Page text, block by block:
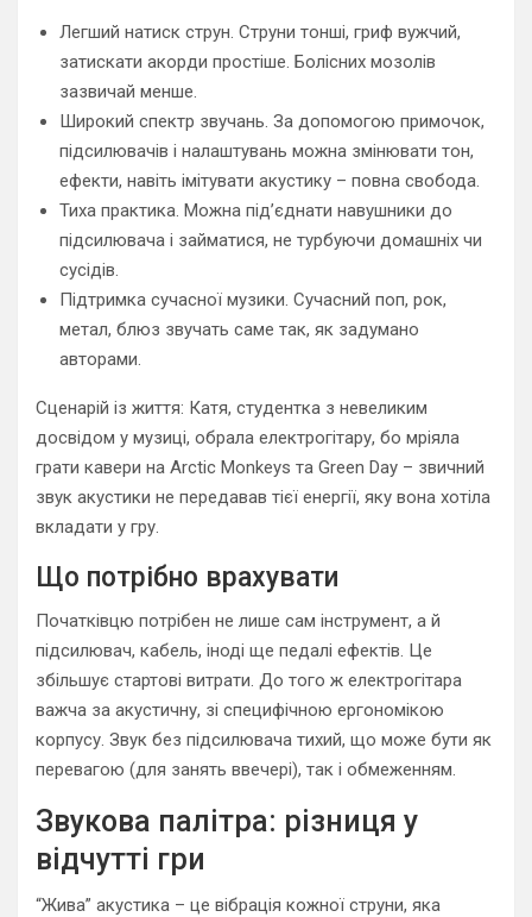
Легший натиск струн. Струни тонші, гриф вужчий,
затискати акорди простіше. Болісних мозолів
зазвичай менше.
Широкий спектр звучань. За допомогою примочок,
підсилювачів і налаштувань можна змінювати тон,
ефекти, навіть імітувати акустику – повна свобода.
Тиха практика. Можна під’єднати навушники до
підсилювача і займатися, не турбуючи домашніх чи
сусідів.
Підтримка сучасної музики. Сучасний поп, рок,
метал, блюз звучать саме так, як задумано
авторами.
Сценарій із життя: Катя, студентка з невеликим
досвідом у музиці, обрала електрогітару, бо мріяла
грати кавери на Arctic Monkeys та Green Day – звичний
звук акустики не передавав тієї енергії, яку вона хотіла
вкладати у гру.
Що потрібно врахувати
Початківцю потрібен не лише сам інструмент, а й
підсилювач, кабель, іноді ще педалі ефектів. Це
збільшує стартові витрати. До того ж електрогітара
важча за акустичну, зі специфічною ергономікою
корпусу. Звук без підсилювача тихий, що може бути як
перевагою (для занять ввечері), так і обмеженням.
Звукова палітра: різниця у
відчутті гри
“Жива” акустика – це вібрація кожної струни, яка